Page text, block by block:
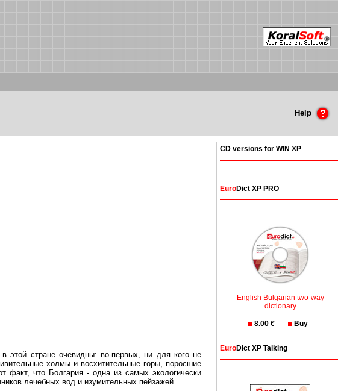
Help
этой стране очевидны: во-первых, ни для кого не
холмы и восхитительные горы, поросшие
что Болгария - одна из самых экологически
лечебных вод и изумительных пейзажей.
CD versions for WIN XP
EuroDict XP PRO
English Bulgarian two-way
dictionary
8.00 € Buy
EuroDict XP Talking